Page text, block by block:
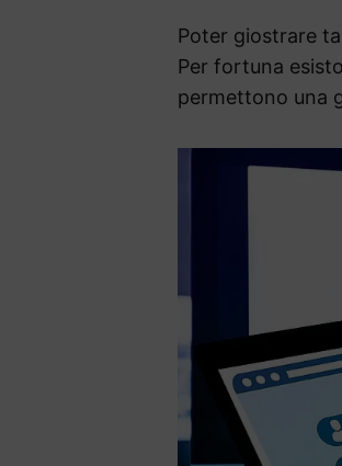
Poter giostrare
Per fortuna
permettono una